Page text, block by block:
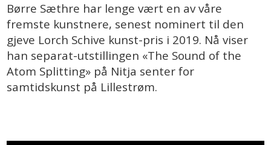
Børre Sæthre har lenge vært en av våre
fremste kunstnere, senest nominert til den
gjeve Lorch Schive kunst-pris i 2019. Nå viser
han separat-utstillingen «The Sound of the
Atom Splitting» på Nitja senter for
samtidskunst på Lillestrøm.